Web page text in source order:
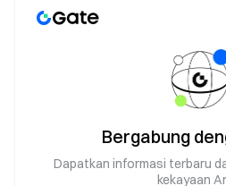
Bergabung
Dapatkan informasi terbaru
kekayaan